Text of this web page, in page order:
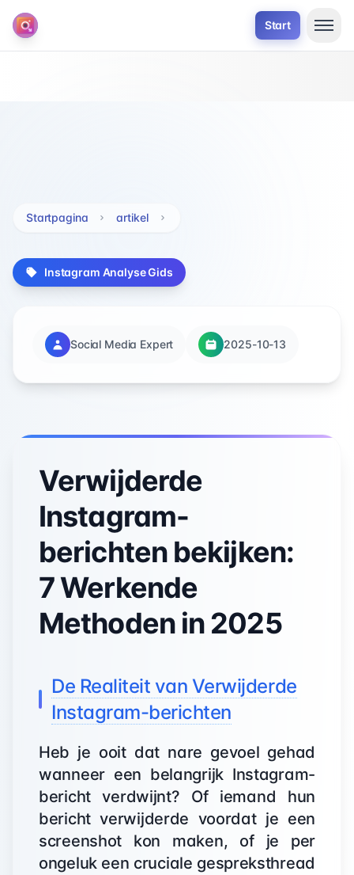
Start
Startpagina artikel
Instagram Analyse Gids
Social Media Expert 2025-10-13
Verwijderde
Instagram-
berichten bekijken:
7 Werkende
Methoden in 2025
De Realiteit van Verwijderde
Instagram-berichten
Heb je ooit dat nare gevoel gehad
wanneer een belangrijk Instagram-
bericht verdwijnt? Of iemand hun
bericht verwijderde voordat je een
screenshot kon maken, of je per
ongeluk een cruciale gespreksthread